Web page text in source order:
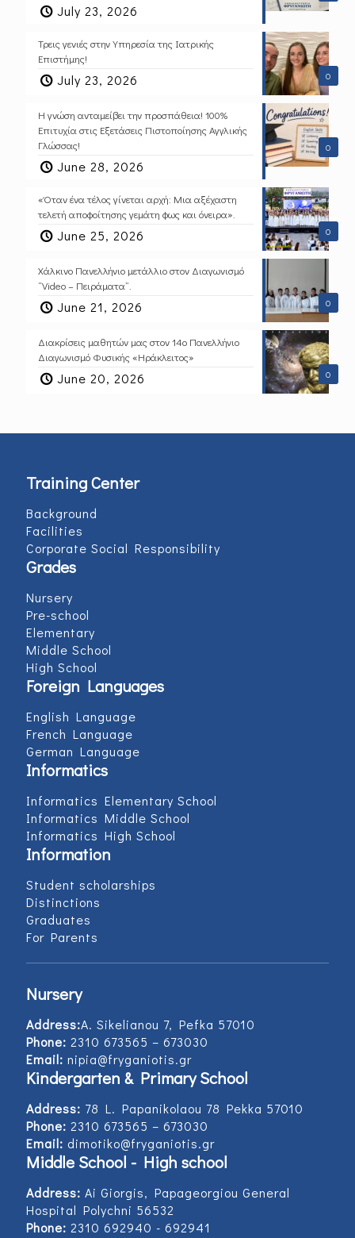
July 23, 2026
0
Τρεις γενιές στην Υπηρεσία της Ιατρικής
Επιστήμης!
July 23, 2026
0
Η γνώση ανταμείβει την προσπάθεια! 100%
Επιτυχία στις Εξετάσεις Πιστοποίησης Αγγλικής
Γλώσσας!
June 28, 2026
0
«Όταν ένα τέλος γίνεται αρχή: Μια αξέχαστη
τελετή αποφοίτησης γεμάτη φως και όνειρα».
June 25, 2026
0
Χάλκινο Πανελλήνιο μετάλλιο στον Διαγωνισμό
“Video – Πειράματα”.
June 21, 2026
0
Διακρίσεις μαθητών μας στον 14ο Πανελλήνιο
Διαγωνισμό Φυσικής «Ηράκλειτος»
June 20, 2026
Training Center
Background
Facilities
Corporate Social Responsibility
Grades
Nursery
Pre-school
Elementary
Middle School
High School
Foreign Languages
English Language
French Language
German Language
Informatics
Informatics Elementary School
Informatics Middle School
Informatics High School
Information
Student scholarships
Distinctions
Graduates
For Parents
Nursery
Address:Α. Sikelianou 7, Pefka 57010
Phone: 2310 673565 – 673030
Email: nipia@fryganiotis.gr
Kindergarten & Primary School
Address: 78 L. Papanikolaou 78 Pekka 57010
Phone: 2310 673565 – 673030
Email: dimotiko@fryganiotis.gr
Middle School - High school
Address: Ai Giorgis, Papageorgiou General
Hospital Polychni 56532
Phone: 2310 692940 - 692941